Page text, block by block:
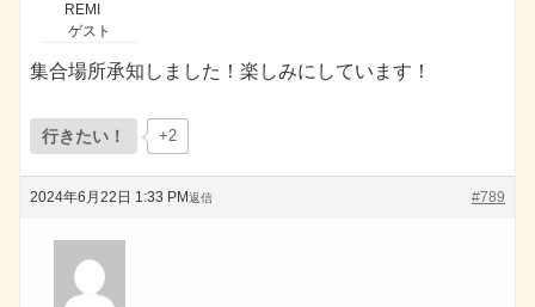
REMI
ゲスト
集合場所承知しました！楽しみにしています！
行きたい！ +2
2024年6月22日 1:33 PM #789
返信